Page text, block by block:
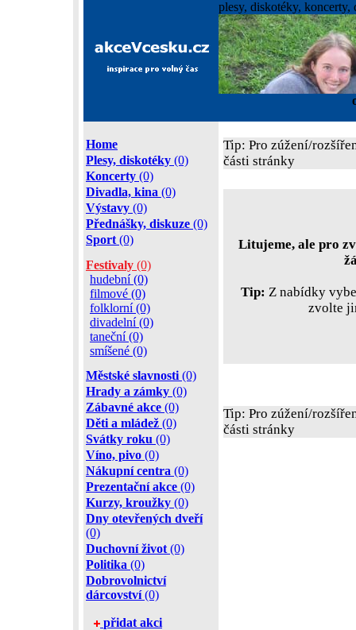
plesy, diskotéky,
Home
Plesy, diskotéky (0)
Koncerty (0)
Divadla, kina (0)
Výstavy (0)
Přednášky, diskuze (0)
Sport (0)
Festivaly (0)
hudební (0)
filmové (0)
folklorní (0)
divadelní (0)
taneční (0)
smíšené (0)
Městské slavnosti (0)
Hrady a zámky (0)
Zábavné akce (0)
Děti a mládež (0)
Svátky roku (0)
Víno, pivo (0)
Nákupní centra (0)
Prezentační akce (0)
Kurzy, kroužky (0)
Dny otevřených dveří
(0)
Duchovní život (0)
Politika (0)
Dobrovolnictví
dárcovství(0)
přidat akci
Tip: Pro zúžení/
části stránky
Litujeme, ale pro
Tip: Z nabídky
zvolte
Tip: Pro zúžení/
části stránky